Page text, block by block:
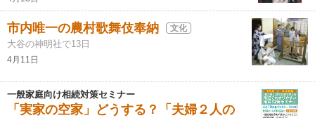
市内唯一の農村歌舞伎奉納 文化
大谷の神明社で13日
4月11日
一般家庭向け相続対策セミナー
「実家の空家」どうする？「夫婦２人の